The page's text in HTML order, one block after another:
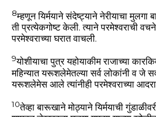
8म्हणून यिर्मयाने संदेष्ट्याने नेरीयाचा
ती प्रत्येकगोष्ट केली. त्याने परमेश्वराची
परमेश्वराच्या घरात वाचली.
9योशीयाचा पुत्र यहोयाकीम राजाच्या
महिन्यात यरूशलेमेतल्या सर्व लोकांनी व जे
यरूशलेमेस आले त्यांनीही परमेश्वराच्या
10तेव्हा बारूखाने मोठ्याने यिर्मयाची